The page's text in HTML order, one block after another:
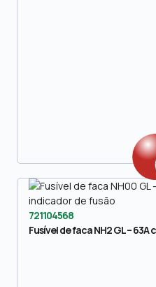
721104568
Fusível de faca NH2 GL –